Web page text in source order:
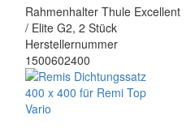
Rahmenhalter Thule Excellent
/ Elite G2, 2 Stück
Herstellernummer
1500602400